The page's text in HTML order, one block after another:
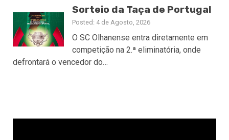
Sorteio da Taça de Portugal
Posted: 4 de Agosto, 2026
O SC Olhanense entra diretamente em
competição na 2.ª eliminatória, onde
defrontará o vencedor do…